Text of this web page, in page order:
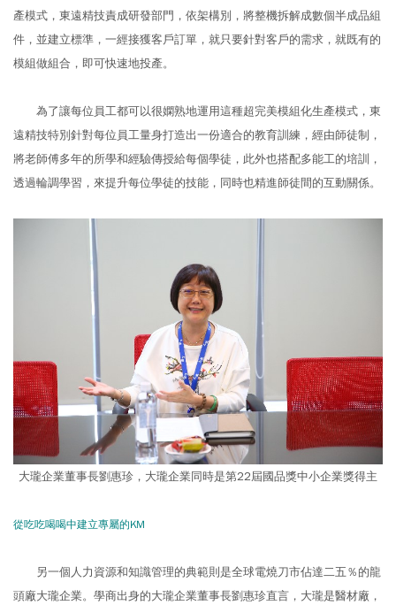
產模式，東遠精技責成研發部門，依架構別，將整機拆解成數個半成品組
件，並建立標準，一經接獲客戶訂單，就只要針對客戶的需求，就既有的
模組做組合，即可快速地投產。
為了讓每位員工都可以很嫻熟地運用這種超完美模組化生產模式，東
遠精技特別針對每位員工量身打造出一份適合的教育訓練，經由師徒制，
將老師傅多年的所學和經驗傳授給每個學徒，此外也搭配多能工的培訓，
透過輪調學習，來提升每位學徒的技能，同時也精進師徒間的互動關係。
大瓏企業董事長劉惠珍，大瓏企業同時是第22屆國品獎中小企業獎得主
從吃吃喝喝中建立專屬的KM
另一個人力資源和知識管理的典範則是全球電燒刀市佔達二五％的龍
頭廠大瓏企業。學商出身的大瓏企業董事長劉惠珍直言，大瓏是醫材廠，